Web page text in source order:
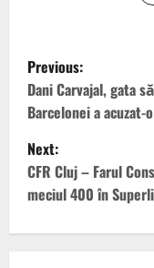
P
o
s
t
n
Previous:
Dani Carvajal, gata
Barcelonei a acuzat-
Next:
CFR Cluj – Farul
meciul 400 în